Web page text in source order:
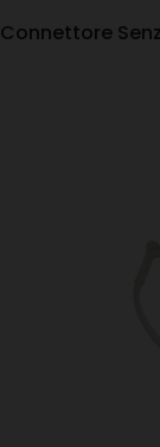
Connettore